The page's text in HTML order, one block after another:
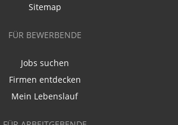
Sitemap
FÜR BEWERBENDE
Jobs suchen
Firmen entdecken
Mein Lebenslauf